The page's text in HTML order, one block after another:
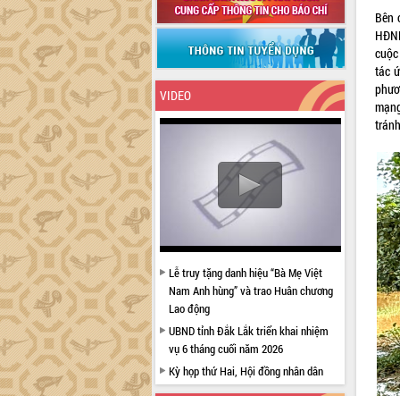
VIDEO
Lễ truy tặng danh hiệu “Bà Mẹ Việt
Nam Anh hùng” và trao Huân chương
Lao động
UBND tỉnh Đắk Lắk triển khai nhiệm
vụ 6 tháng cuối năm 2026
Kỳ họp thứ Hai, Hội đồng nhân dân
tỉnh khóa XI quyết nghị nhiều nội dung
Bên
tác